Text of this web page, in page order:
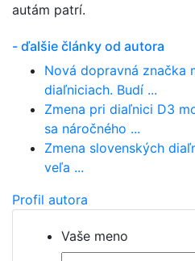
autám patrí.
- ďalšie články od autora
Nová dopravná značka
diaľniciach. Budí ...
Zmena pri diaľnici D3
sa náročného ...
Zmena slovenských
veľa ...
Profil autora
Vaše meno